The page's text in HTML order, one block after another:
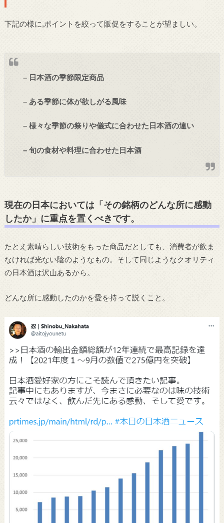
下記の様に,ポイントを絞って販促をすることが望ましい。
– 日本酒の季節限定商品
– ある季節に体が欲しがる風味
– 様々な季節の祭りや儀式に合わせた日本酒の違い
– 旬の食材や料理に合わせた日本酒
現在の日本においては「その銘柄のどんな所に感動
したか」に重点を置くべきです。
たとえ素晴らしい技術を もった商品だとしても、消費者が飲ま
なければ光ない陰のようなもの。そして同じようなクオリティ
の日本酒は沢山あるから。
どんな所に感動したのかを愛を持って説くこと。